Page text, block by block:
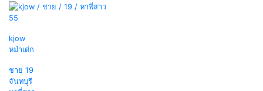
55
kjow
หม๋าเด่ก
ชาย 19
จันทบุรี